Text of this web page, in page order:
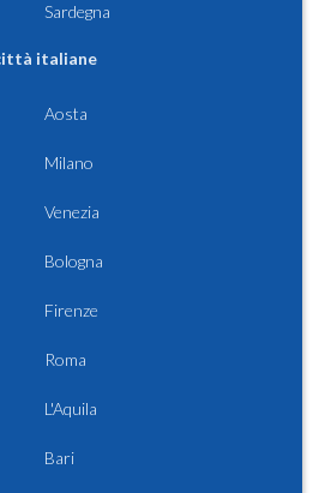
Sardegna
italiane
Aosta
Milano
Venezia
Bologna
Firenze
Roma
L'Aquila
Bari